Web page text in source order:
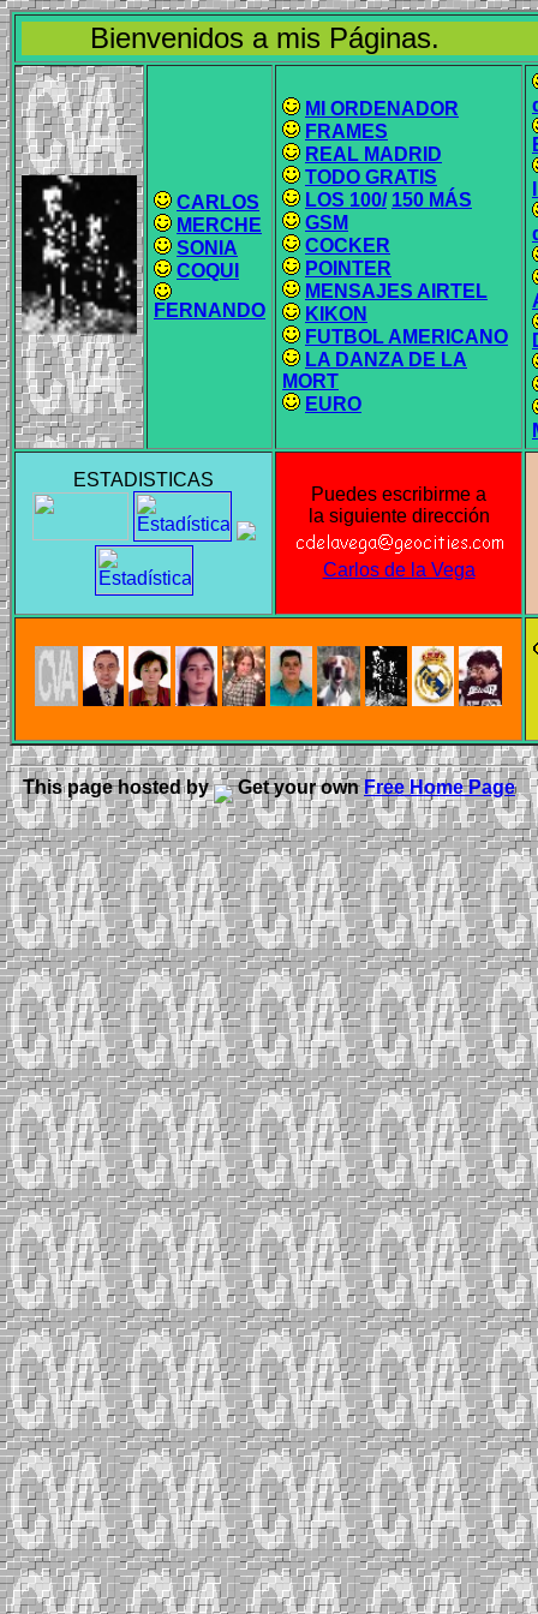
Bienvenidos a mis Páginas.
CARLOS
MERCHE
SONIA
COQUI
FERNANDO
MI ORDENADOR
FRAMES
REAL MADRID
TODO GRATIS
LOS 100/ 150 MÁS
GSM
COCKER
POINTER
MENSAJES AIRTEL
KIKON
FUTBOL AMERICANO
LA DANZA DE LA
MORT
EURO
ESTADISTICAS
Puedes escribirme a
la siguiente dirección
Carlos de la Vega
This page hosted by Get your own Free Home Page